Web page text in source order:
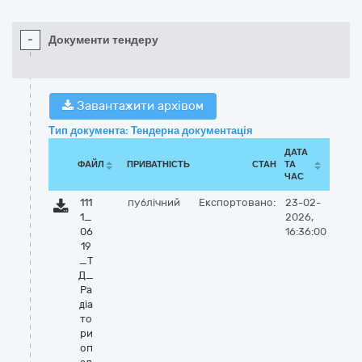
- Документи тендеру
Завантажити архівом
Тип документа: Тендерна документація
ФАЙЛ ПРИВАТНІСТЬ СТАН
ДАТА
ТА
ЧАС
111
1_
06
19
_Т
Д_
Ра
діа
то
ри
оп
публічний Експортовано:
23-02-
2026,
16:36:00